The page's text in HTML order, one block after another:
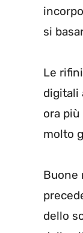
si
Le
digitali
ora
molto
Buone
dello